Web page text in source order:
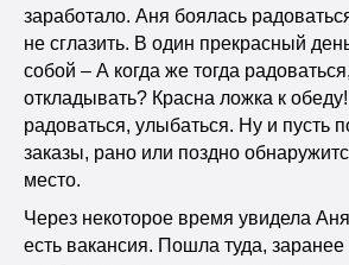
заработало. Аня боялась
не сглазить. В один прекрасный
собой – А когда же тогда
откладывать? Красна ложка к
радоваться, улыбаться. Ну и пусть
заказы, рано или поздно
место.
Через некоторое время увидела
есть вакансия. Пошла туда, заранее